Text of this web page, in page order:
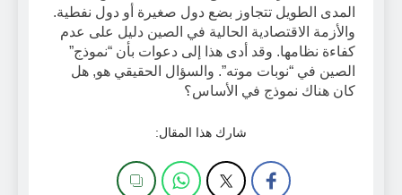
المدى الطويل تتجاوز بضع دول صغيرة أو دول نفطية.
والأزمة الاقتصادية الحالية في الصين دليل على عدم
كفاءة نظامها. وقد أدى هذا إلى دعوات بأن “نموذج”
الصين في “نوبات موته”. والسؤال الحقيقي هو, هل
كان هناك نموذج في الأساس؟
شارك هذا المقال: